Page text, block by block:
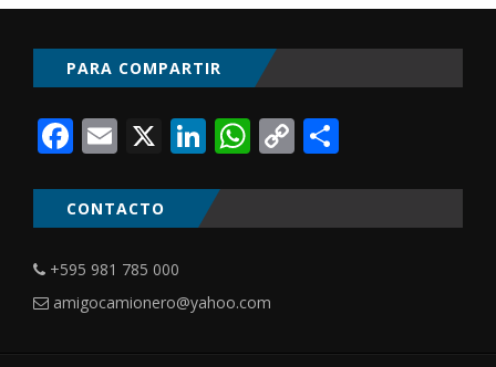
PARA COMPARTIR
Facebook
Email
X LinkedIn
WhatsApp
Copy
CONTACTO
+595 981 785 000
amigocamionero@yahoo.com